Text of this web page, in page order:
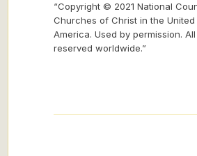
“Copyright © 2021 National
Churches of Christ in the
America. Used by permission.
reserved worldwide.”